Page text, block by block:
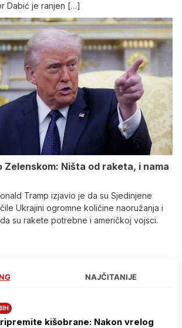
Dabić je ranjen […]
Zelenskom: Ništa od raketa, i nama
Tramp izjavio je da su Sjedinjene
Ukrajini ogromne količine naoružanja i
su rakete potrebne i američkoj vojsci.
NAJČITANIJE
kišobrane: Nakon vrelog